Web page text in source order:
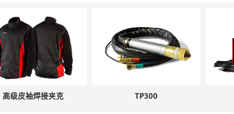
高级皮袖焊接夹克 TP300